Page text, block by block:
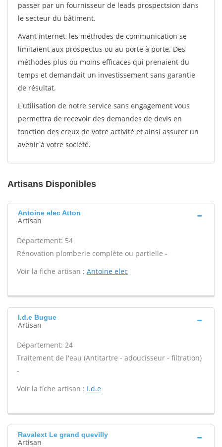
passer par un fournisseur de leads prospectsion dans
le secteur du bâtiment.
Avant internet, les méthodes de communication se
limitaient aux prospectus ou au porte à porte. Des
méthodes plus ou moins efficaces qui prenaient du
temps et demandait un investissement sans garantie
de résultat.
L'utilisation de notre service sans engagement vous
permettra de recevoir des demandes de devis en
fonction des creux de votre activité et ainsi assurer un
avenir à votre société.
Artisans Disponibles
Antoine elec Atton
Artisan
Département: 54
Rénovation plomberie complète ou partielle -
Voir la fiche artisan : Antoine elec
I.d.e Bugue
Artisan
Département: 24
Traitement de l'eau (Antitartre - adoucisseur - filtration)
-
Voir la fiche artisan : I.d.e
Ravalext Le grand quevilly
Artisan